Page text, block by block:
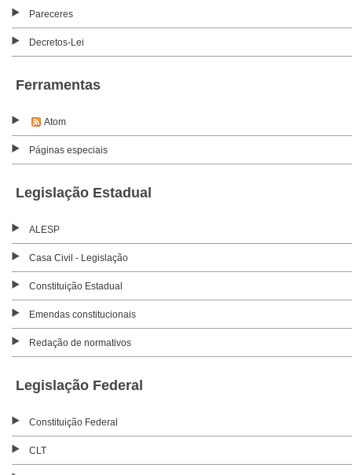
Pareceres
Decretos-Lei
Ferramentas
Atom
Páginas especiais
Legislação Estadual
ALESP
Casa Civil - Legislação
Constituição Estadual
Emendas constitucionais
Redação de normativos
Legislação Federal
Constituição Federal
CLT